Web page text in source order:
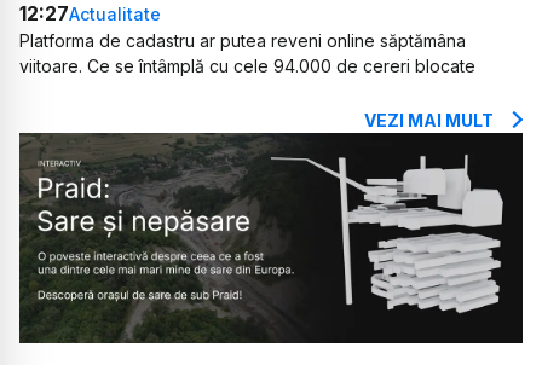
12:27Actualitate
Platforma de cadastru ar putea reveni online săptămâna
viitoare. Ce se întâmplă cu cele 94.000 de cereri blocate
VEZI MAI MULT